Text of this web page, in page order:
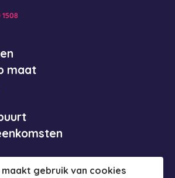
maat
gebruik van cookies